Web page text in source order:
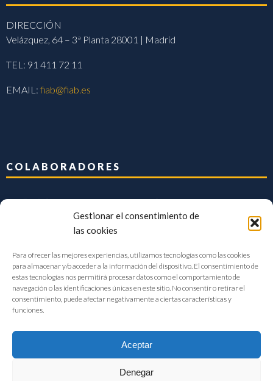
Gestionar el consentimiento de
las cookies
Para ofrecer las mejores experiencias, utilizamos tecnologías como las cookies
para almacenar y/o acceder a la información del dispositivo. El consentimiento de
estas tecnologías nos permitirá procesar datos como el comportamiento de
navegación o las identificaciones únicas en este sitio. No consentir o retirar el
consentimiento, puede afectar negativamente a ciertas características y
funciones.
Aceptar
Denegar
DIRECCIÓN
Velázquez, 64 – 3ª Planta 28001 | Madrid
TEL: 91 411 72 11
EMAIL:fiab@fiab.es
COLABORADORES